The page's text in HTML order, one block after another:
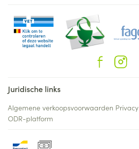
Juridische links
Algemene verkoopsvoorwaarden
ODR-platform